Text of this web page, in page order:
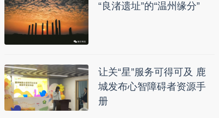
“良渚遗址”的“温州缘分”
让关“星”服务可得可及 鹿
城发布心智障碍者资源手
册